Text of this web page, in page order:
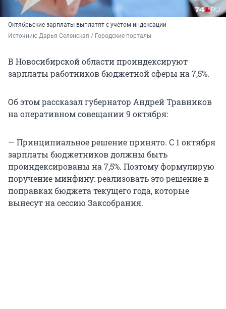
Октябрьские зарплаты выплатят с учетом индексации
Источник: Дарья Селенская / Городские порталы
В Новосибирской области проиндексируют
зарплаты работников бюджетной сферы на 7,5%.
Об этом рассказал губернатор Андрей Травников
на оперативном совещании 9 октября:
— Принципиальное решение принято. С 1 октября
зарплаты бюджетников должны быть
проиндексированы на 7,5%. Поэтому формулирую
поручение минфину: реализовать это решение в
поправках бюджета текущего года, которые
вынесут на сессию Заксобрания.